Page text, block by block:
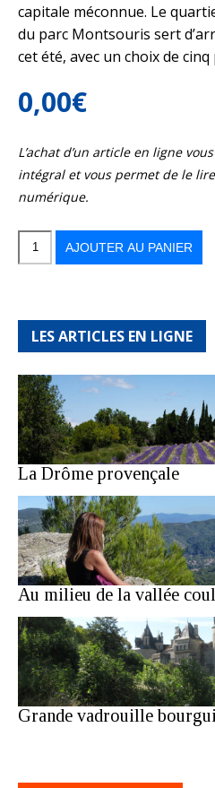
capitale méconnue. Le
du parc Montsouris sert
cet été, avec un choix de
0,00€
L’achat d’un article en ligne
intégral et vous permet de le
numérique.
quantité
dans
AJOUTER AU PANIER
LES ARTICLES EN LIGNE
La Drôme provençale
Au milieu de la vallée
Grande vadrouille